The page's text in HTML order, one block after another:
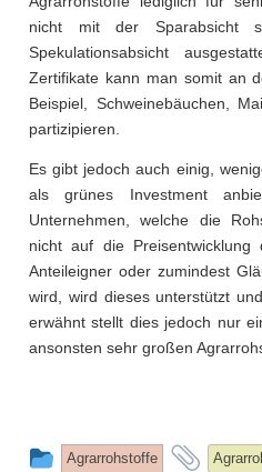
nicht mit der Sparabsicht
Spekulationsabsicht
Zertifikate kann man somit an
Beispiel, Schweinebäuchen,
partizipieren.
Es gibt jedoch auch einig,
als grünes Investment
Unternehmen, welche die
nicht auf die
Anteileigner oder zumindest
wird, wird dieses unterstützt
erwähnt stellt dies jedoch nur
ansonsten sehr großen
This
Agrarrohstoffe
and